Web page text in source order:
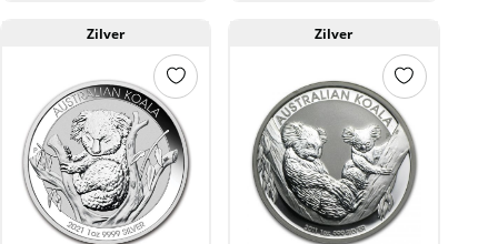
Zilver Zilver